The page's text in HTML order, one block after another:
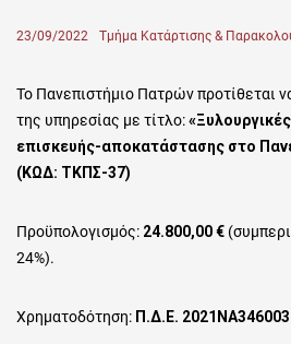
Posted
23/09/2022 Author
Τμήμα Κατάρτισης &
Το Πανεπιστήμιο Πατρών προτίθεται
της υπηρεσίας με τίτλο:
επισκευής-αποκατάστασης στο
(ΚΩΔ: ΤΚΠΣ-37)
Προϋπολογισμός: 24.800,00€
24%).
Χρηματοδότηση: Π.Δ.Ε.